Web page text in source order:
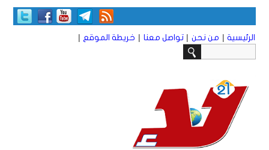
الرئيسية | من نحن | تواصل معنا | خريطة الموقع |